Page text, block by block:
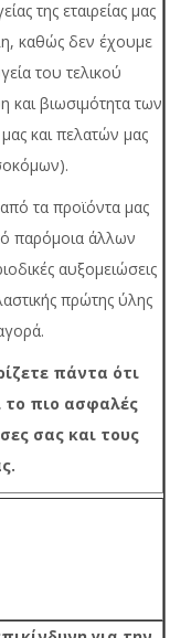
της εταιρείας μας
καθώς δεν έχουμε
του τελικού
και βιωσιμότητα των
και πελατών μας
τα προϊόντα μας
παρόμοια άλλων
αυξομειώσεις
πρώτης ύλης
πάντα ότι
το πιο ασφαλές
σας και τους